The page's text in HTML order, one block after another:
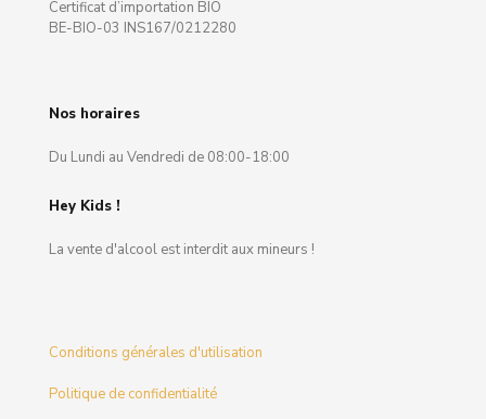
Certificat d’importation BIO
BE-BIO-03 INS167/0212280
Nos horaires
Du Lundi au Vendredi de 08:00-18:00
Hey Kids !
La vente d'alcool est interdit aux mineurs !
Conditions générales d'utilisation
Politique de confidentialité